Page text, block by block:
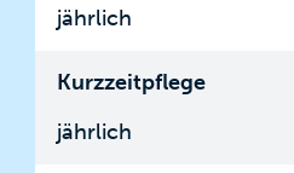
jährlich
Kurzzeitpflege
jährlich